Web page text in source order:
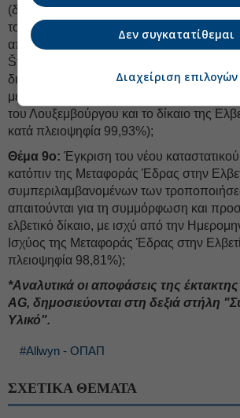
(δ) της παροχής εξουσιοδότησης προς
του Διοικητικού Συμβουλίου ή προς
από τους/τις Naida Buljugic, Jonathan
Štěrba και Kresimir Spajic, ενεργούντες
διενέργεια όλων των απαιτούμενων
με τη Μεταφορά Έδρας στην Ελβετία
του Λουξεμβούργου και το δίκαιο της
κατά πλειοψηφία 99,93%);
Θέμα 9ο: Έγκριση του νέου καταστατικού
κατόπιν της Μεταφοράς Έδρας στην
συμπεριλαμβανομένων των
απαιτούνται για τη συμμόρφωση και
ελβετικό δίκαιο, με ισχύ από την
Ισχύος της Μεταφοράς Έδρας στην
πλειοψηφία 98,81%);
*Αναλυτικά οι αποφάσεις της
AG, δημοσιεύονται στη δεξιά στήλη
Υλικό".
#Allwyn - ΟΠΑΠ
ΣΧΕΤΙΚΑ ΘΕΜΑΤΑ
Δεν συγκατατίθεμαι
Διαχείριση επιλογών